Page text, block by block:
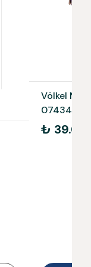
Völkel
07434
₺ 39.07